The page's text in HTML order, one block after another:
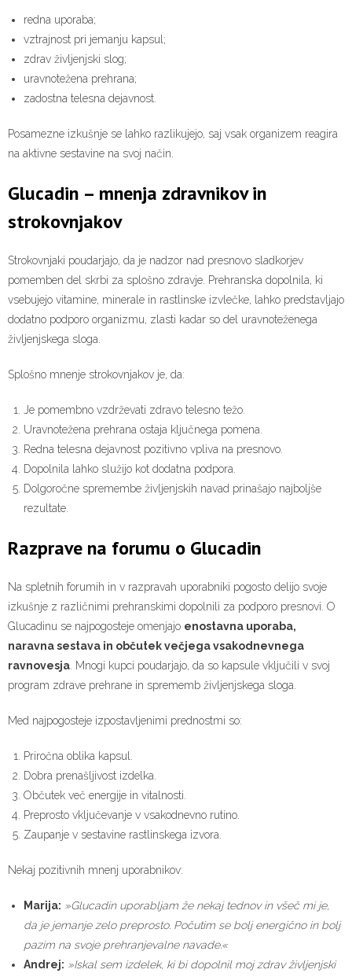
redna uporaba;
vztrajnost pri jemanju kapsul;
zdrav življenjski slog;
uravnotežena prehrana;
zadostna telesna dejavnost.
Posamezne izkušnje se lahko razlikujejo, saj vsak organizem reagira
na aktivne sestavine na svoj način.
Glucadin – mnenja zdravnikov in
strokovnjakov
Strokovnjaki poudarjajo, da je nadzor nad presnovo sladkorjev
pomemben del skrbi za splošno zdravje. Prehranska dopolnila, ki
vsebujejo vitamine, minerale in rastlinske izvlečke, lahko predstavljajo
dodatno podporo organizmu, zlasti kadar so del uravnoteženega
življenjskega sloga.
Splošno mnenje strokovnjakov je, da:
Je pomembno vzdrževati zdravo telesno težo.
Uravnotežena prehrana ostaja ključnega pomena.
Redna telesna dejavnost pozitivno vpliva na presnovo.
Dopolnila lahko služijo kot dodatna podpora.
Dolgoročne spremembe življenjskih navad prinašajo najboljše
rezultate.
Razprave na forumu o Glucadin
Na spletnih forumih in v razpravah uporabniki pogosto delijo svoje
izkušnje z različnimi prehranskimi dopolnili za podporo presnovi. O
Glucadinu se najpogosteje omenjajo enostavna uporaba,
naravna sestava in občutek večjega vsakodnevnega
ravnovesja. Mnogi kupci poudarjajo, da so kapsule vključili v svoj
program zdrave prehrane in sprememb življenjskega sloga.
Med najpogosteje izpostavljenimi prednostmi so:
Priročna oblika kapsul.
Dobra prenašljivost izdelka.
Občutek več energije in vitalnosti.
Preprosto vključevanje v vsakodnevno rutino.
Zaupanje v sestavine rastlinskega izvora.
Nekaj pozitivnih mnenj uporabnikov:
Marija: »Glucadin uporabljam že nekaj tednov in všeč mi je,
da je jemanje zelo preprosto. Počutim se bolj energično in bolj
pazim na svoje prehranjevalne navade.«
Andrej: »Iskal sem izdelek, ki bi dopolnil moj zdrav življenjski